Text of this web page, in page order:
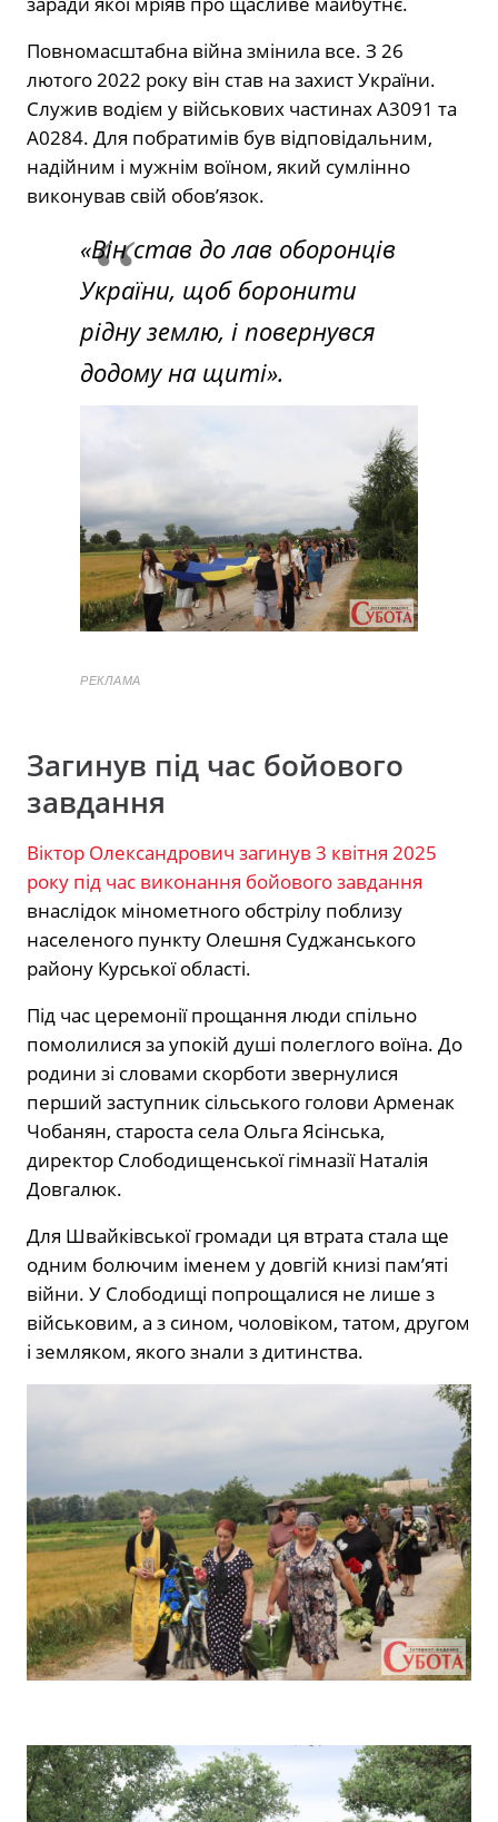
Повномасштабна війна змінила все. З 26
лютого 2022 року він став на захист України.
Служив водієм у військових частинах А3091 та
А0284. Для побратимів був відповідальним,
надійним і мужнім воїном, який сумлінно
виконував свій обов’язок.
«Він став до лав оборонців
України, щоб боронити
рідну землю, і повернувся
додому на щиті».
РЕКЛАМА
Загинув під час бойового
завдання
Віктор Олександрович загинув 3 квітня 2025
року під час виконання бойового завдання
внаслідок мінометного обстрілу поблизу
населеного пункту Олешня Суджанського
району Курської області.
Під час церемонії прощання люди спільно
помолилися за упокій душі полеглого воїна. До
родини зі словами скорботи звернулися
перший заступник сільського голови Арменак
Чобанян, староста села Ольга Ясінська,
директор Слободищенської гімназії Наталія
Довгалюк.
Для Швайківської громади ця втрата стала ще
одним болючим іменем у довгій книзі пам’яті
війни. У Слободищі попрощалися не лише з
військовим, а з сином, чоловіком, татом, другом
і земляком, якого знали з дитинства.